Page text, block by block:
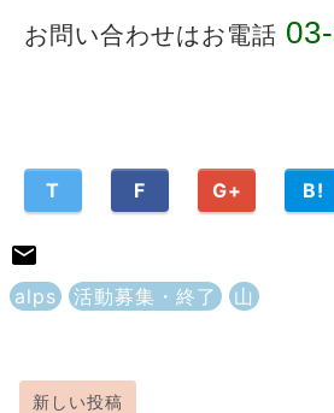
お問い合わせはお電話
T F G+ B!
alps 活動募集・終了 山
新しい投稿